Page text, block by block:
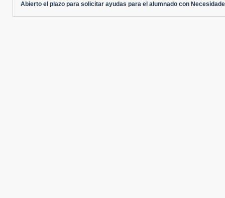
Abierto el plazo para solicitar ayudas para el alumnado con